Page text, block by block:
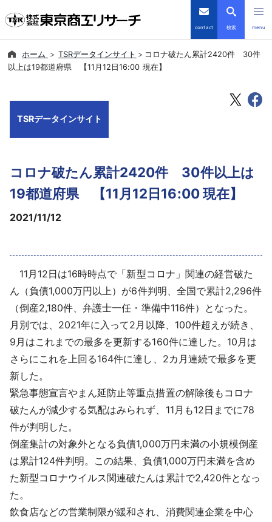
contact 検索 menu
倒産・注目企業情報
会社案内
導入事例
採用情報
よくあるご質問
English
ホーム TSRデータインサイト
コロナ破たん累計2420件 30件
以上は19都道府県 【11月12日16:00 現在】
TSRデータインサイト
コロナ破たん累計2420件 30件以上は
19都道府県 【11月12日16:00 現在】
2021/11/12
11月12日は16時時点で「新型コロナ」関連の経営破た
ん（負債1,000万円以上）が6件判明、全国で累計2,296件
（倒産2,180件、弁護士一任・準備中116件）となった。
月別では、2021年に入って2月以降、100件超えが続き、
9月はこれまでの最多を更新する160件に達した。10月は
さらにこれを上回る164件に達し、2カ月連続で最多を更
新した。
緊急事態宣言やまん延防止等重点措置の解除後もコロナ
破たんが減少する気配はみられず、11月も12日までに78
件が判明した。
倒産集計の対象外となる負債1,000万円未満の小規模倒産
は累計124件判明。この結果、負債1,000万円未満を含め
た新型コロナウイルス関連破たんは累計で2,420件となっ
た。
飲食店などの営業制限が緩和され、消費関連企業を中心